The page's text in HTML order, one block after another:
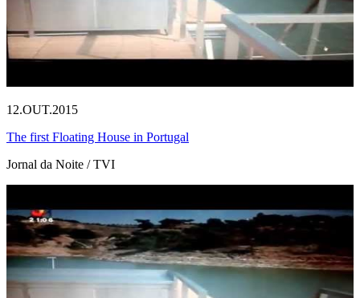
12.OUT.2015
The first Floating House in Portugal
Jornal da Noite / TVI